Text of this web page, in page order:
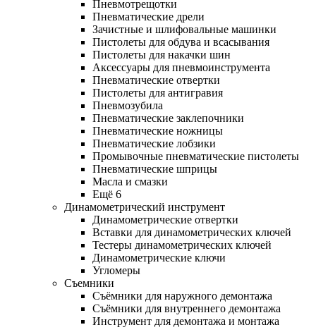
Пневмотрещотки
Пневматические дрели
Зачистные и шлифовальные машинки
Пистолеты для обдува и всасывания
Пистолеты для накачки шин
Аксессуары для пневмоинструмента
Пневматические отвертки
Пистолеты для антигравия
Пневмозубила
Пневматические заклепочники
Пневматические ножницы
Пневматические лобзики
Промывочные пневматические пистолеты
Пневматические шприцы
Масла и смазки
Ещё 6
Динамометрический инструмент
Динамометрические отвертки
Вставки для динамометрических ключей
Тестеры динамометрических ключей
Динамометрические ключи
Угломеры
Съемники
Съёмники для наружного демонтажа
Съёмники для внутреннего демонтажа
Инструмент для демонтажа и монтажа